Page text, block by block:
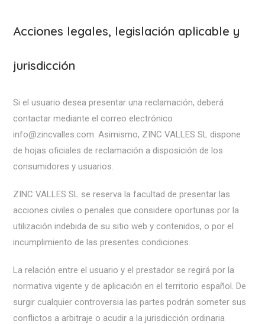
Acciones legales, legislación aplicable y
jurisdicción
Si el usuario desea presentar una reclamación, deberá
contactar mediante el correo electrónico
info@zincvalles.com. Asimismo, ZINC VALLES SL dispone
de hojas oficiales de reclamación a disposición de los
consumidores y usuarios.
ZINC VALLES SL se reserva la facultad de presentar las
acciones civiles o penales que considere oportunas por la
utilización indebida de su sitio web y contenidos, o por el
incumplimiento de las presentes condiciones.
La relación entre el usuario y el prestador se regirá por la
normativa vigente y de aplicación en el territorio español. De
surgir cualquier controversia las partes podrán someter sus
conflictos a arbitraje o acudir a la jurisdicción ordinaria